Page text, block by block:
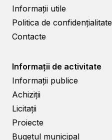
Informații utile
Politica de confidențialitate
Contacte
Informații de activitate
Informații publice
Achiziții
Licitații
Proiecte
Bugetul municipal